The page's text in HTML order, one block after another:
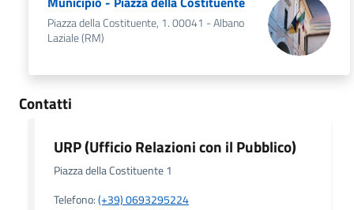
Piazza della Costituente, 1. 00041 - Albano
Laziale (RM)
Contatti
URP (Ufficio Relazioni con il Pubblico)
Piazza della Costituente 1
Telefono:(+39) 0693295224